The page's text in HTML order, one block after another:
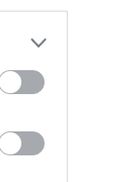
27 τ.μ.
Νομός Ηρακλείου